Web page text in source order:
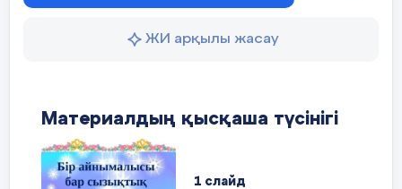
10 мин.
Топтық жұмыс
«Интервал» тобы:
ЖИ арқылы жасау
Материалдың қысқаша түсінігі
1 слайд